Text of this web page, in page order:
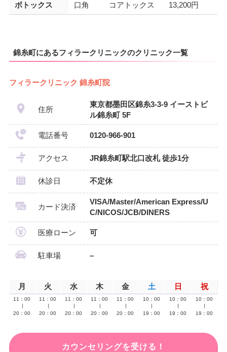
ボトックス 口角 コアトックス 13,200円
錦糸町にあるフィラークリニックのクリニック一覧
フィラークリニック 錦糸町院
住所
東京都墨田区錦糸3-3-9 イーストビ
ル錦糸町 5F
電話番号 0120-966-901
アクセス JR錦糸町駅北口改札 徒歩1分
休診日 不定休
カード決済
VISA/Master/American Express/U
C/NICOS/JCB/DINERS
医療ローン 可
駐車場 –
月 火 水 木 金 土 日 祝
11：00
20：00
11：00
20：00
11：00
20：00
11：00
20：00
11：00
20：00
10：00
19：00
10：00
19：00
10：00
19：00
カウンセリングを受ける！